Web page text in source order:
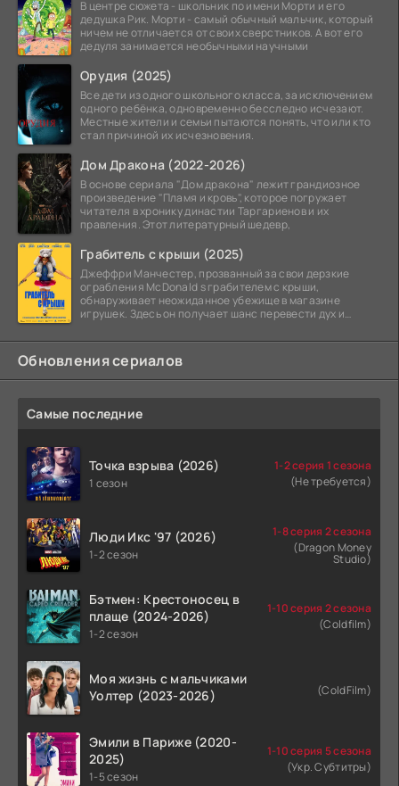
В центре сюжета - школьник по имени Морти и его
дедушка Рик. Морти - самый обычный мальчик, который
ничем не отличается от своих сверстников. А вот его
дедуля занимается необычными научными
Орудия (2025)
Все дети из одного школьного класса, за исключением
одного ребёнка, одновременно бесследно исчезают.
Местные жители и семьи пытаются понять, что или кто
стал причиной их исчезновения.
Дом Дракона (2022-2026)
В основе сериала "Дом дракона" лежит грандиозное
произведение "Пламя и кровь", которое погружает
читателя в хронику династии Таргариенов и их
правления. Этот литературный шедевр,
Грабитель с крыши (2025)
Джеффри Манчестер, прозванный за свои дерзкие
ограбления McDonald s грабителем с крыши,
обнаруживает неожиданное убежище в магазине
игрушек. Здесь он получает шанс перевести дух и
Обновления сериалов
Самые последние
Точка взрыва (2026)
1 сезон
1-2 серия 1 сезона
(Не требуется)
Люди Икс '97 (2026)
1-2 сезон
1-8 серия 2 сезона
(Dragon Money
Studio)
Бэтмен: Крестоносец в
плаще (2024-2026)
1-2 сезон
1-10 серия 2 сезона
(Coldfilm)
Моя жизнь с мальчиками
Уолтер (2023-2026)
(ColdFilm)
Эмили в Париже (2020-
2025)
1-5 сезон
1-10 серия 5 сезона
(Укр. Субтитры)